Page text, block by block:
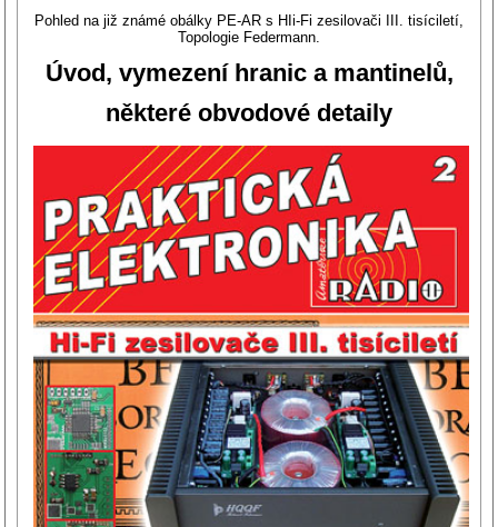
Pohled na již známé obálky PE-AR s HIi-Fi zesilovači III. tisíciletí,
Topologie Federmann.
Úvod, vymezení hranic a mantinelů,
některé obvodové detaily